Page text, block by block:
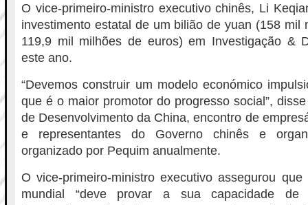
O vice-primeiro-ministro executivo chinês, Li
investimento estatal de um bilião de yuan (158 mil
119,9 mil milhões de euros) em Investigação &
este ano.
“Devemos construir um modelo económico
que é o maior promotor do progresso social”,
de Desenvolvimento da China, encontro de
e representantes do Governo chinês e
organizado por Pequim anualmente.
O vice-primeiro-ministro executivo assegurou
mundial “deve provar a sua capacidade de